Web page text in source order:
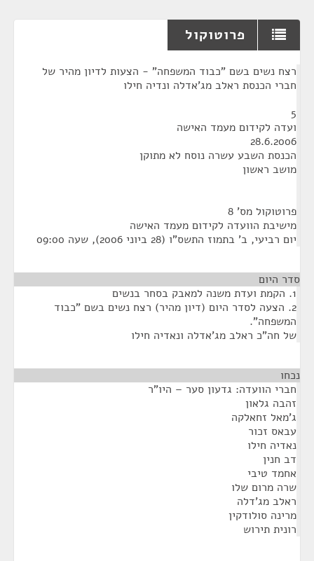
פרוטוקול
רצח נשים בשם "כבוד המשפחה" - הצעות לדיון מהיר של
חברי הכנסת ראלב מג'אדלה ונדיה חילו
5
ועדה לקידום מעמד האישה
28.6.2006
הכנסת השבע עשרה נוסח לא מתוקן
מושב ראשון
פרוטוקול מס' 8
מישיבת הוועדה לקידום מעמד האישה
יום רביעי, ב' בתמוז התשס"ו (28 ביוני 2006), שעה 09:00
סדר היום
1. הקמת ועדת משנה למאבק בסחר בנשים
2. הצעה לסדר היום (דיון מהיר) רצח נשים בשם "כבוד
המשפחה".
של חה"כ ראלב מג'אדלה ונאדיה חילו
נכחו
חברי הוועדה: גדעון סער – היו"ר
זהבה גלאון
ג'מאל זחאלקה
עבאס זכור
נאדיה חילו
דב חנין
אחמד טיבי
שרה מרום שלו
ראלב מג'דלה
מרינה סולודקין
רונית תירוש